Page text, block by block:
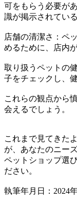
可をもらう必要が
識が掲示されてい
店舗の清潔さ：ペ
めるために、店内
取り扱うペットの
子をチェックし、
これらの観点から
会えるでしょう。
これまで見てきた
が、あなたのニー
ペットショップ選
ださい。
執筆年月日：2024